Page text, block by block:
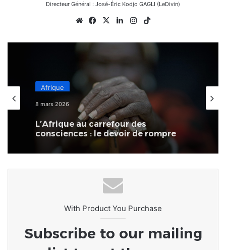
Directeur Général : José-Éric Kodjo GAGLI (LeDivin)
WebsiteFacebook
X LinkedinInstagram
Afrique
8 mars 2026
L’Afrique au carrefour des
consciences : le devoir de rompre
avec la culture du naufrage
With Product You Purchase
Subscribe to our mailing